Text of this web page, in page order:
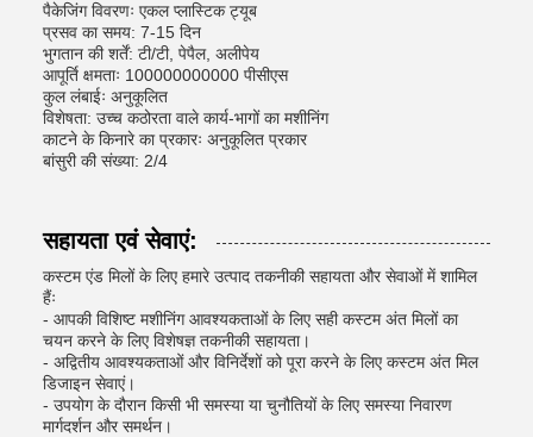
पैकेजिंग विवरणः एकल प्लास्टिक ट्यूब
प्रसव का समय: 7-15 दिन
भुगतान की शर्तें: टी/टी, पेपैल, अलीपेय
आपूर्ति क्षमताः 100000000000 पीसीएस
कुल लंबाईः अनुकूलित
विशेषता: उच्च कठोरता वाले कार्य-भागों का मशीनिंग
काटने के किनारे का प्रकारः अनुकूलित प्रकार
बांसुरी की संख्या: 2/4
सहायता एवं सेवाएं:
कस्टम एंड मिलों के लिए हमारे उत्पाद तकनीकी सहायता और सेवाओं में शामिल
हैंः
- आपकी विशिष्ट मशीनिंग आवश्यकताओं के लिए सही कस्टम अंत मिलों का
चयन करने के लिए विशेषज्ञ तकनीकी सहायता।
- अद्वितीय आवश्यकताओं और विनिर्देशों को पूरा करने के लिए कस्टम अंत मिल
डिजाइन सेवाएं।
- उपयोग के दौरान किसी भी समस्या या चुनौतियों के लिए समस्या निवारण
मार्गदर्शन और समर्थन।